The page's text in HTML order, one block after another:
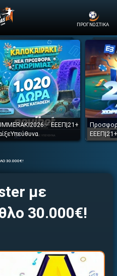
ΠΡΟΓΝΩΣΤΙΚΑ
ΕΕΕΠ|21+
30.000€!
με
30.000€!